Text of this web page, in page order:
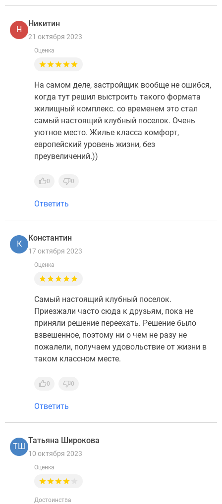
Н
Никитин
21 октября 2023
Оценка
На самом деле, застройщик вообще не ошибся,
когда тут решил выстроить такого формата
жилищный комплекс. со временем это стал
самый настоящий клубный поселок. Очень
уютное место. Жилье класса комфорт,
европейский уровень жизни, без
преувеличений.))
0 0
Ответить
К
Константин
17 октября 2023
Оценка
Самый настоящий клубный поселок.
Приезжали часто сюда к друзьям, пока не
приняли решение переехать. Решение было
взвешенное, поэтому ни о чем не разу не
пожалели, получаем удовольствие от жизни в
таком классном месте.
0 0
Ответить
ТШ
Татьяна Широкова
10 октября 2023
Оценка
Достоинства